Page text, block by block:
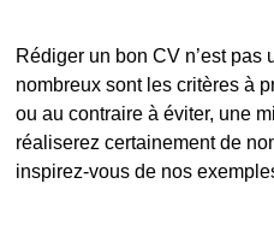
Rédiger un bon CV n’est
nombreux sont les critères à
ou au contraire à éviter, une
réaliserez certainement de
inspirez-vous de nos